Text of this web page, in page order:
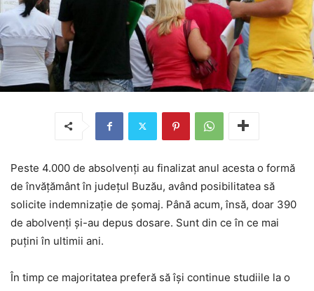
Peste 4.000 de absolvenţi au finalizat anul acesta o formă
de învăţământ în judeţul Buzău, având posibilitatea să
solicite indemnizaţie de şomaj. Până acum, însă, doar 390
de abolvenţi şi-au depus dosare. Sunt din ce în ce mai
puţini în ultimii ani.
În timp ce majoritatea preferă să îşi continue studiile la o